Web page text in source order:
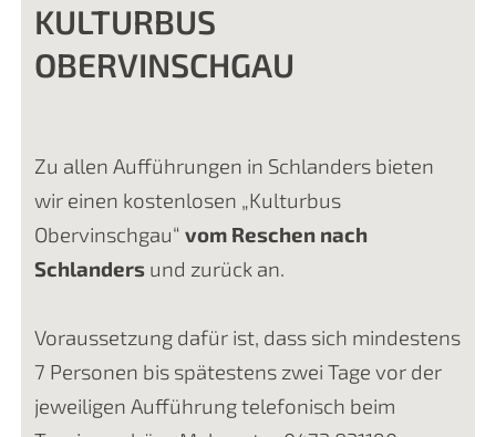
KULTURBUS
OBERVINSCHGAU
Zu allen Aufführungen in Schlanders bieten
wir einen kostenlosen „Kulturbus
Obervinschgau“vom Reschen nach
Schlanders und zurück an.
Voraussetzung dafür ist, dass sich mindestens
7 Personen bis spätestens zwei Tage vor der
jeweiligen Aufführung telefonisch beim